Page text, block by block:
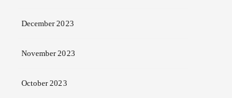
December 2023
November 2023
October 2023